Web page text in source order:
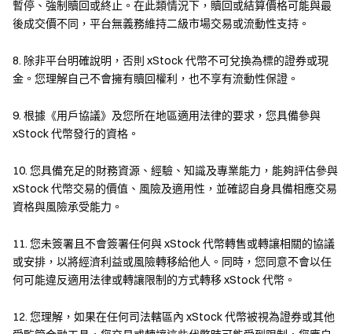
全額抵押，跨鏈兼容
暫停、強制贖回或終止。在此類情況下，贖回或結算價格可能與最
後成交價不同，平台無義務維持二級市場交易或流動性支持。
8. 除非平台明確說明，否則 xStock 代幣不可兌換為標的證券或現
金。您理解自己不會擁有贖回權利，也不享有流動性保證。
9. 根據《用戶協議》及您所在地區適用法律的要求，您具備參與
xStock 代幣發行的資格。
10. 您具備充足的財務資源、經驗、知識及專業能力，能夠評估參與
xStock 代幣交易的價值、風險及適用性，並確認自身具備相應交易
資格與風險承受能力。
11. 您未簽署且不會簽署任何與 xStock 代幣轉售或轉讓相關的協議
或安排，以將經濟利益或風險轉移給他人。同時，您同意不會以任
何可能違反適用法律或轉讓限制的方式轉移 xStock 代幣。
12. 您理解，如果在任何司法轄區內 xStock 代幣被視為證券或其他